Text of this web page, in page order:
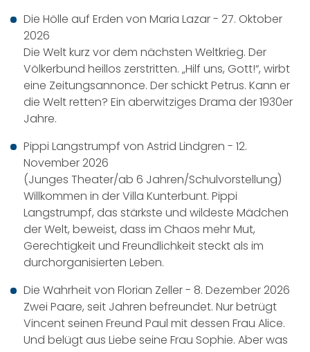
Die Hölle auf Erden von Maria Lazar - 27. Oktober
2026
Die Welt kurz vor dem nächsten Weltkrieg. Der
Völkerbund heillos zerstritten. „Hilf uns, Gott!“, wirbt
eine Zeitungsannonce. Der schickt Petrus. Kann er
die Welt retten? Ein aberwitziges Drama der 1930er
Jahre.
Pippi Langstrumpf von Astrid Lindgren - 12.
November 2026
(Junges Theater/ab 6 Jahren/Schulvorstellung)
Willkommen in der Villa Kunterbunt. Pippi
Langstrumpf, das stärkste und wildeste Mädchen
der Welt, beweist, dass im Chaos mehr Mut,
Gerechtigkeit und Freundlichkeit steckt als im
durchorganisierten Leben.
Die Wahrheit von Florian Zeller - 8. Dezember 2026
Zwei Paare, seit Jahren befreundet. Nur betrügt
Vincent seinen Freund Paul mit dessen Frau Alice.
Und belügt aus Liebe seine Frau Sophie. Aber was